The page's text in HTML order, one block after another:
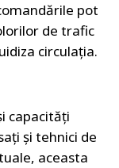
pot
de trafic
circulația.
capacități
și tehnici de
aceasta